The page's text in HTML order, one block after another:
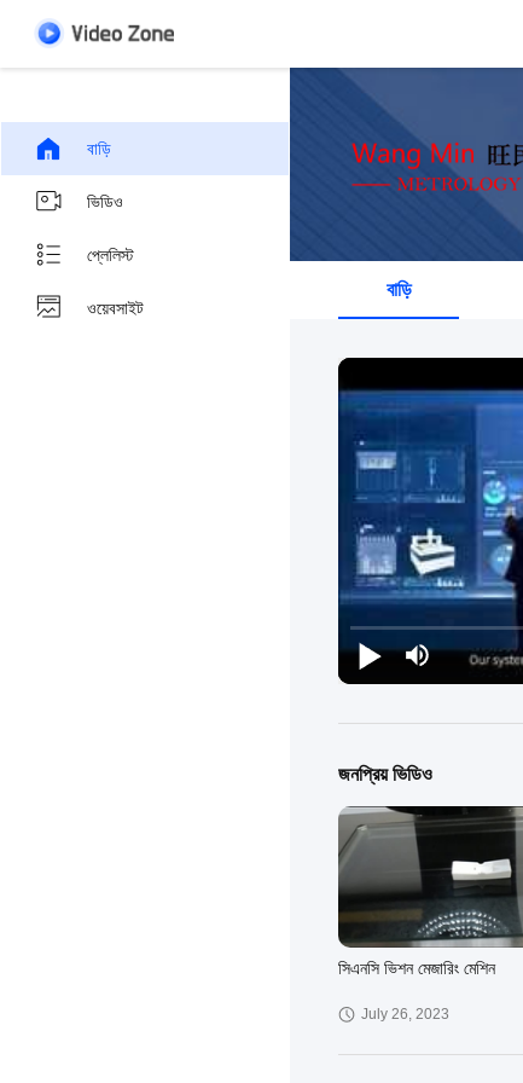
বাড়ি
ভিডিও
প্লেলিস্ট
ওয়েবসাইট
বাড়ি
জনপ্রিয় ভিডিও
সিএনসি ভিশন মেজারিং মেশিন
July 26, 2023